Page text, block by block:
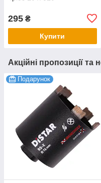
295 ₴
Купити
Акційні пропозиції та
Подарунок